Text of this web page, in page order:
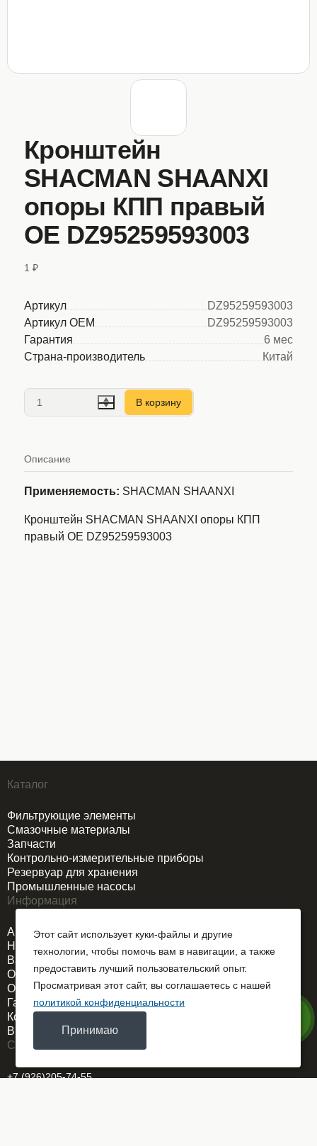
Кронштейн
SHACMAN SHAANXI
опоры КПП правый
OE DZ95259593003
1 ₽
Артикул
DZ95259593003
Артикул OEM
DZ95259593003
Гарантия
6 мес
Страна-производитель
Китай
В корзину
Описание
Применяемость: SHACMAN SHAANXI
Кронштейн SHACMAN SHAANXI опоры КПП
правый OE DZ95259593003
Каталог
Фильтрующие элементы
Смазочные материалы
Запчасти
Контрольно-измерительные приборы
Резервуар для хранения
Промышленные насосы
Информация
Акции
Новости
Вакансии
О компании
Оплата и доставка
Гарантия
Контакты
Выездной сервис
Связаться
+7 (926)205-74-55
Этот сайт использует куки-файлы и другие
технологии, чтобы помочь вам в навигации, а также
предоставить лучший пользовательский опыт.
Просматривая этот сайт, вы соглашаетесь с нашей
политикой конфиденциальности
Принимаю